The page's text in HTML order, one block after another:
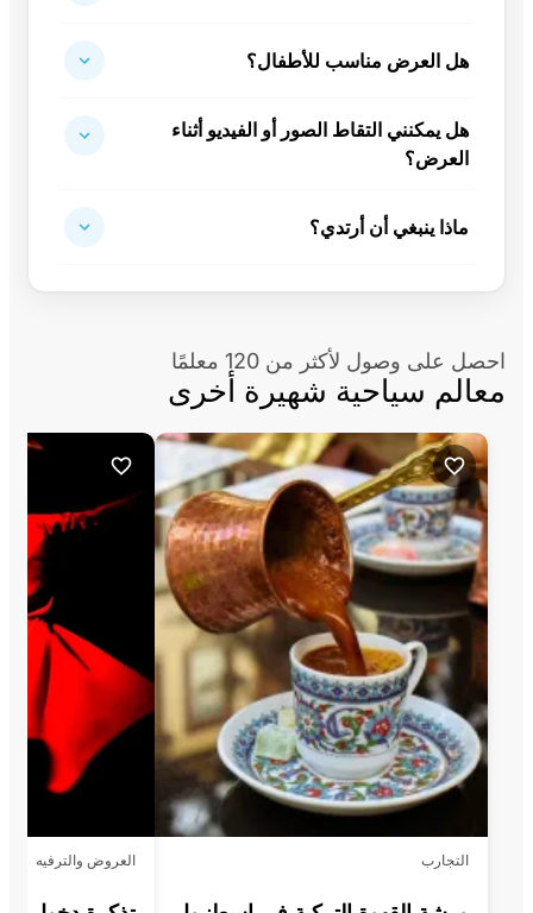
هل العرض مناسب للأطفال؟
هل يمكنني التقاط الصور أو الفيديو أثناء
العرض؟
ماذا ينبغي أن أرتدي؟
احصل على وصول لأكثر من 120 معلمًا
معالم سياحية شهيرة أخرى
التجارب العروض والترفيه